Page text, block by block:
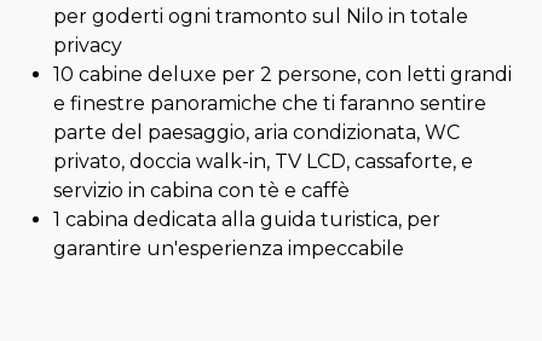
per goderti ogni tramonto sul Nilo in totale
privacy
10 cabine deluxe per 2 persone, con letti grandi
e finestre panoramiche che ti faranno sentire
parte del paesaggio, aria condizionata, WC
privato, doccia walk-in, TV LCD, cassaforte, e
servizio in cabina con tè e caffè
1 cabina dedicata alla guida turistica, per
garantire un'esperienza impeccabile